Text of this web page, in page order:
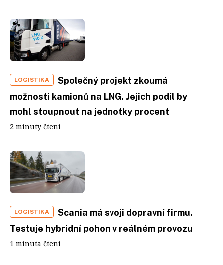
LOGISTIKA
Společný projekt zkoumá
možnosti kamionů na LNG. Jejich podíl by
mohl stoupnout na jednotky procent
2 minuty čtení
LOGISTIKA
Scania má svoji dopravní firmu.
Testuje hybridní pohon v reálném provozu
1 minuta čtení